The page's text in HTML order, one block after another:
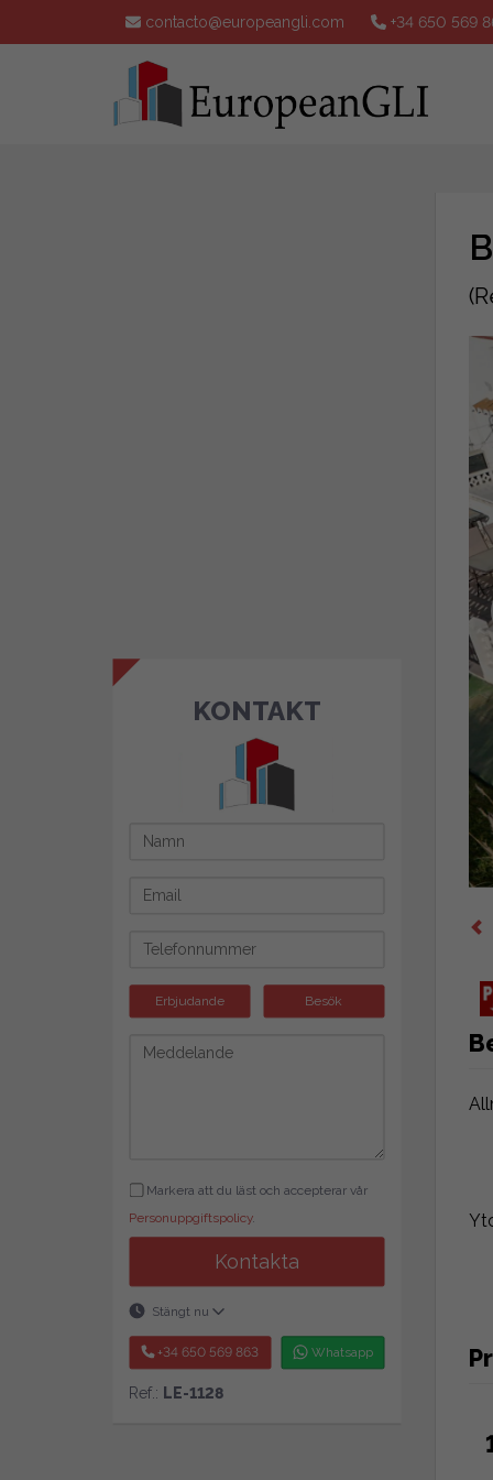
contacto@europeangli.com +34 650 569
KONTAKT
Erbjudande Besök
Markera att du läst och accepterar vår
Personuppgiftspolicy.
Kontakta
Stängt nu
+34 650 569 863 Whatsapp
Ref.: LE-1128